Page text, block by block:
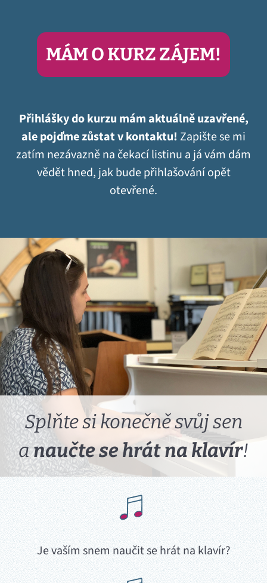
MÁM O KURZ ZÁJEM!
Přihlášky do kurzu mám aktuálně uzavřené,
ale pojďme zůstat v kontaktu! Zapište se mi
zatím nezávazně na čekací listinu a já vám dám
vědět hned, jak bude přihlašování opět
otevřené.
Splňte si konečně svůj sen
anaučte se hrát na klavír!
Je vaším snem naučit se hrát na klavír?